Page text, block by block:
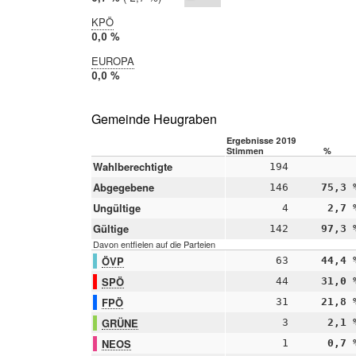
2014:
3,4 %
KPÖ
2019:
0,0 %
nicht
EUROPA
2019:
0,0 %
teilgenommen
Gemeinde Heugraben
Ergebnisse 2019
Stimmen
%
Wahlberechtigte 194
Abgegebene 146 75,3
Ungültige 4 2,7
Gültige 142 97,3
Davon entfielen auf die Parteien
ÖVP 63 44,4
SPÖ 44 31,0
FPÖ 31 21,8
GRÜNE 3 2,1
NEOS 1 0,7